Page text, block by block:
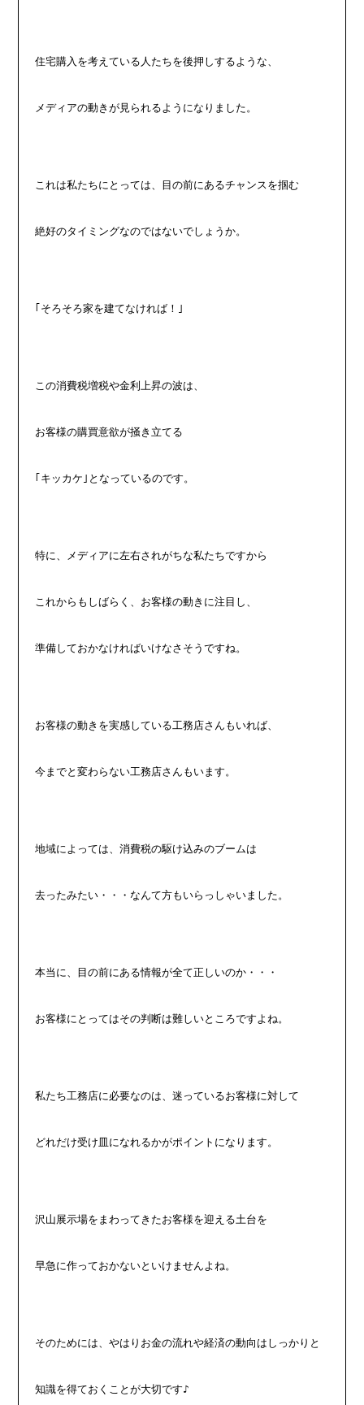
住宅購入を考えている人たちを後押しするような、
メディアの動きが見られるようになりました。
これは私たちにとっては、目の前にあるチャンスを掴む
絶好のタイミングなのではないでしょうか。
｢そろそろ家を建てなければ！｣
この消費税増税や金利上昇の波は、
お客様の購買意欲が掻き立てる
｢キッカケ｣となっているのです。
特に、メディアに左右されがちな私たちですから
これからもしばらく、お客様の動きに注目し、
準備しておかなければいけなさそうですね。
お客様の動きを実感している工務店さんもいれば、
今までと変わらない工務店さんもいます。
地域によっては、消費税の駆け込みのブームは
去ったみたい・・・なんて方もいらっしゃいました。
本当に、目の前にある情報が全て正しいのか・・・
お客様にとってはその判断は難しいところですよね。
私たち工務店に必要なのは、迷っているお客様に対して
どれだけ受け皿になれるかがポイントになります。
沢山展示場をまわってきたお客様を迎える土台を
早急に作っておかないといけませんよね。
そのためには、やはりお金の流れや経済の動向はしっかりと
知識を得ておくことが大切です♪